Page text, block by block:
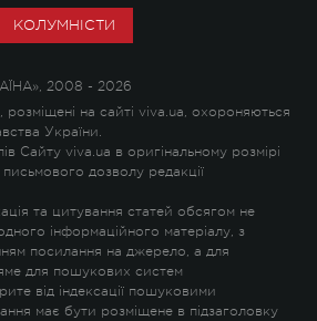
КОЛУМНІСТИ
2008 - 2026
розміщені на сайті viva.ua, охороняються
України.
Сайту viva.ua в оригінальному розмірі
дозволу редакції
та цитування статей обсягом не
інформаційного матеріалу, з
посилання на джерело, а для
для пошукових систем
від індексації пошуковими
має бути розміщене в підзаголовку